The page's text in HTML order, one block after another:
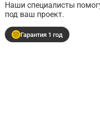
Наши специалисты
под ваш проект.
Гарантия 1 год